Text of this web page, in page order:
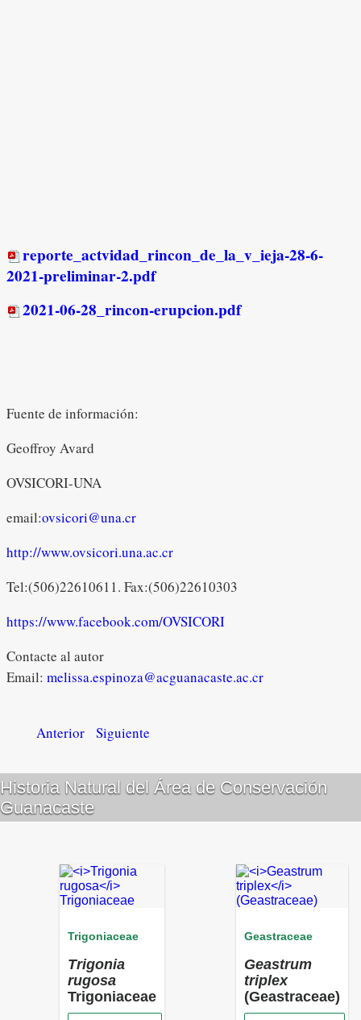
reporte_actvidad_rincon_de_la_v_ieja-28-6-
2021-preliminar-2.pdf
2021-06-28_rincon-erupcion.pdf
Fuente de información:
Geoffroy Avard
OVSICORI-UNA
email:ovsicori@una.cr
http://www.ovsicori.una.ac.cr
Tel:(506)22610611. Fax:(506)22610303
https://www.facebook.com/OVSICORI
Contacte al autor
Email: melissa.espinoza@acguanacaste.ac.cr
Anterior Siguiente
Historia Natural del Área de Conservación
Guanacaste
Trigoniaceae
Trigonia
rugosa
Trigoniaceae
Geastraceae
Geastrum
triplex
(Geastraceae)